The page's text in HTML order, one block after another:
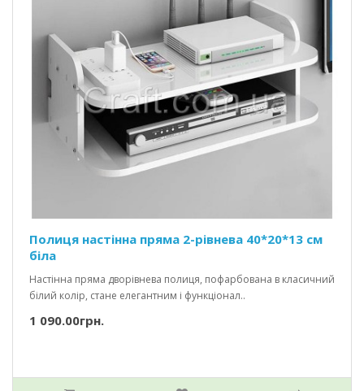
Полиця настінна пряма 2-рівнева 40*20*13 см
біла
Настінна пряма дворівнева полиця, пофарбована в класичний
білий колір, стане елегантним і функціонал..
1 090.00грн.